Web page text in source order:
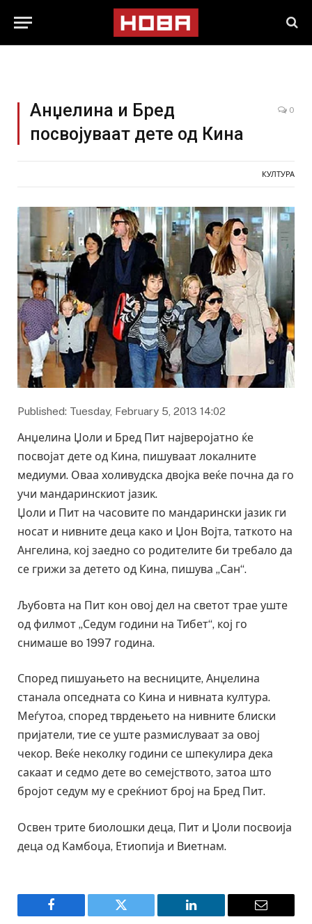
Анџелина и Бред
посвојуваат дете од Кина
0
КУЛТУРА
Published: Tuesday, February 5, 2013 14:02
Анџелина Џоли и Бред Пит најверојатно ќе
посвојат дете од Кина, пишуваат локалните
медиуми. Оваа холивудска двојка веќе почна да го
учи мандаринскиот јазик.
Џоли и Пит на часовите по мандарински јазик ги
носат и нивните деца како и Џон Војта, таткото на
Ангелина, кој заедно со родителите би требало да
се грижи за детето од Кина, пишува „Сан“.
Љубовта на Пит кон овој дел на светот трае уште
од филмот „Седум години на Тибет“, кој го
снимаше во 1997 година.
Според пишуањето на весниците, Анџелина
станала опседната со Кина и нивната култура.
Меѓутоа, според тврдењето на нивните блиски
пријатели, тие се уште размислуваат за овој
чекор. Веќе неколку години се шпекулира дека
сакаат и седмо дете во семејството, затоа што
бројот седум му е среќниот број на Бред Пит.
Освен трите биолошки деца, Пит и Џоли посвоија
деца од Камбоџа, Етиопија и Виетнам.
Facebook Twitter LinkedIn Email